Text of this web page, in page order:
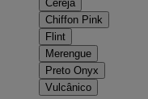
Cereja
Chiffon Pink
Flint
Merengue
Preto Onyx
Vulcânico